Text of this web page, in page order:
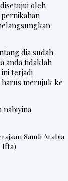
oleh
dia sudah
anda tidaklah
ini terjadi
harus merujuk ke
nabiyina
Saudi Arabia
Ifta)